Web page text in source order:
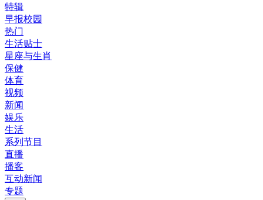
特辑
早报校园
热门
生活贴士
星座与生肖
保健
体育
视频
新闻
娱乐
生活
系列节目
直播
播客
互动新闻
专题